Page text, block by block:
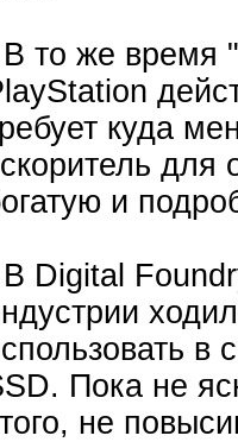
В то же время
куда
для
и
В Digital
в
Пока не
не